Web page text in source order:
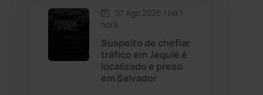
Cordeiros
Dom Basílio (391)
07 Ago 2026 / Há 1
hora
Suspeito de chefiar
tráfico em Jequié é
localizado e preso
em Salvador